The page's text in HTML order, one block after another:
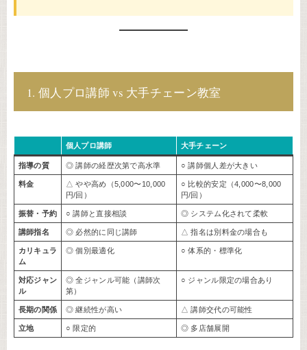
1. 個人プロ講師 vs 大手チェーン教室
個人プロ講師 大手チェーン
指導の質 ◎ 講師の経歴次第で高水準 ○ 講師個人差が大きい
料金
△ やや高め（5,000〜10,000
円/回）
○ 比較的安定（4,000〜8,000
円/回）
振替・予約 ○ 講師と直接相談 ◎ システム化されて柔軟
講師指名 ◎ 必然的に同じ講師 △ 指名は別料金の場合も
カリキュラ
ム
◎ 個別最適化 ○ 体系的・標準化
対応ジャン
ル
◎ 全ジャンル可能（講師次
第）
○ ジャンル限定の場合あり
長期の関係 ◎ 継続性が高い △ 講師交代の可能性
立地 ○ 限定的 ◎ 多店舗展開